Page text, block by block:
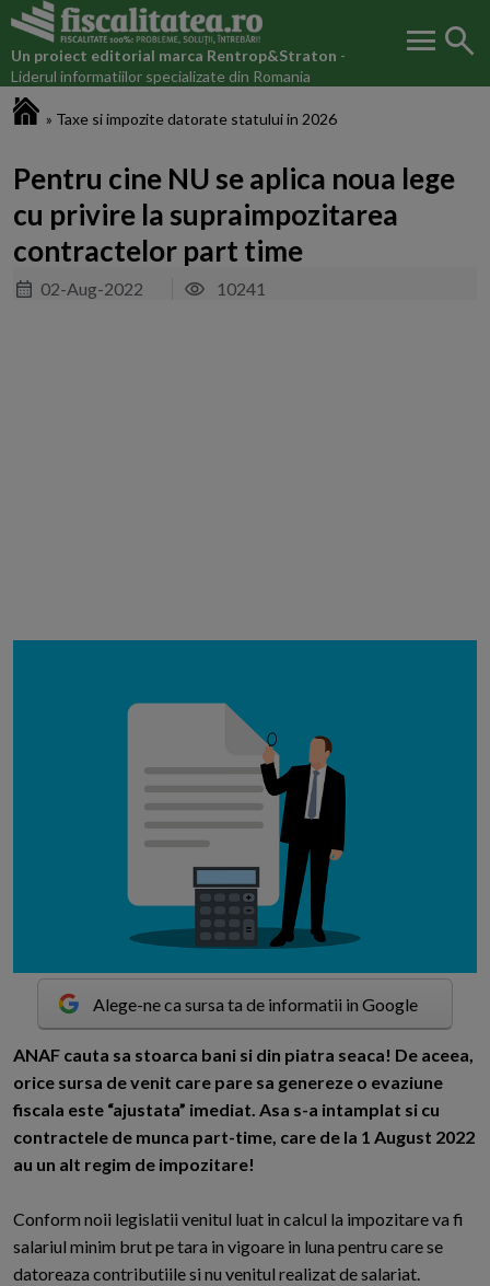
Un proiect editorial marca Rentrop&Straton -
Liderul informatiilor specializate din Romania
menu search
» Taxe si impozite datorate statului in 2026
Pentru cine NU se aplica noua lege
cu privire la supraimpozitarea
contractelor part time
02-Aug-2022 10241
Alege-ne ca sursa ta de informatii in Google
ANAF cauta sa stoarca bani si din piatra seaca! De aceea,
orice sursa de venit care pare sa genereze o evaziune
fiscala este “ajustata” imediat. Asa s-a intamplat si cu
contractele de munca part-time, care de la 1 August 2022
au un alt regim de impozitare!
Conform noii legislatii venitul luat in calcul la impozitare va fi
salariul minim brut pe tara in vigoare in luna pentru care se
datoreaza contributiile si nu venitul realizat de salariat.